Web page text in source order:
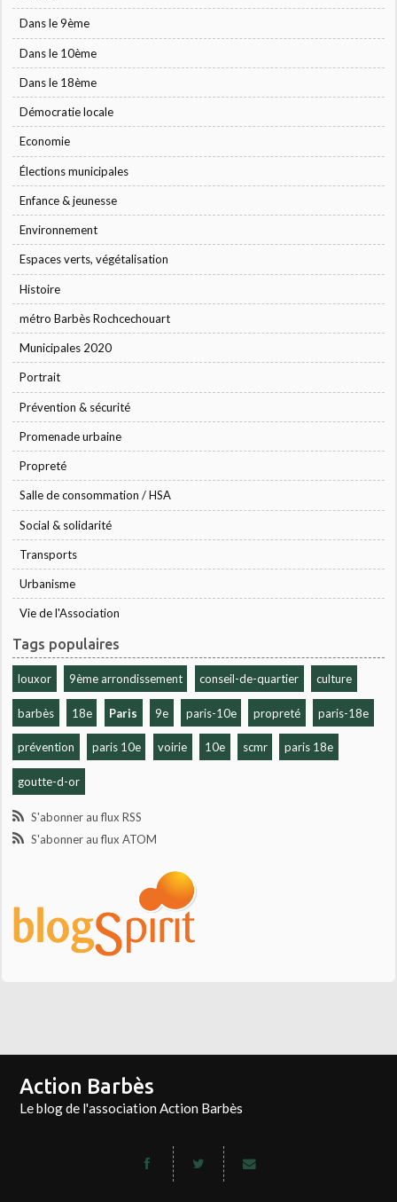
Dans le 9ème
Dans le 10ème
Dans le 18ème
Démocratie locale
Economie
Élections municipales
Enfance & jeunesse
Environnement
Espaces verts, végétalisation
Histoire
métro Barbès Rochcechouart
Municipales 2020
Portrait
Prévention & sécurité
Promenade urbaine
Propreté
Salle de consommation / HSA
Social & solidarité
Transports
Urbanisme
Vie de l'Association
Tags populaires
louxor 9ème arrondissement conseil-de-quartier culture
barbès 18e Paris 9e paris-10e propreté paris-18e
prévention paris 10e voirie 10e scmr paris 18e
goutte-d-or
S'abonner au flux RSS
S'abonner au flux ATOM
Action Barbès
Le blog de l'association Action Barbès